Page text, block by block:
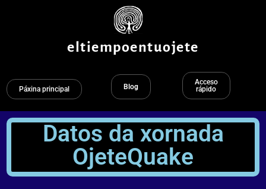
eltiempoentuojete
Páxina principal Blog
Acceso
rápido
Datos da xornada
OjeteQuake